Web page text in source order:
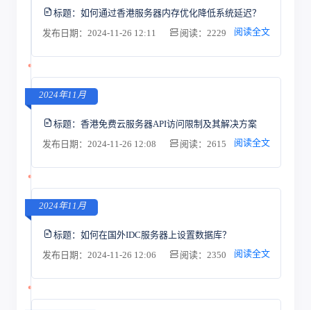
标题： 如何通过香港服务器内存优化降低系统延迟？
发布日期：2024-11-26 12:11
阅读：2229 阅读全文
2024年11月
标题： 香港免费云服务器API访问限制及其解决方案
发布日期：2024-11-26 12:08
阅读：2615 阅读全文
2024年11月
标题： 如何在国外IDC服务器上设置数据库？
发布日期：2024-11-26 12:06
阅读：2350 阅读全文